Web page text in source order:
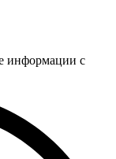
информации с